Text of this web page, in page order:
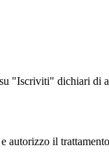
"Iscriviti" dichiari di
il